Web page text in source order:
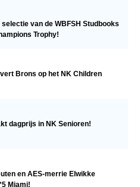
van de WBFSH Studbooks
Trophy!
Brons op het NK Children
dagprijs in NK Senioren!
en AES-merrie Elwikke
Miami!